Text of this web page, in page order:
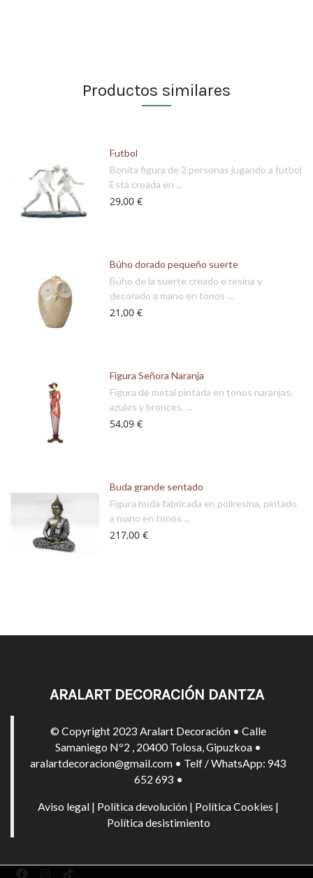
Productos similares
Futbol
Bonita figura de 2 personas jugando a futbol
Está creada en ...
29,00 €
Búho dorado pequeño suerte
Búho de la suerte creado e resina y
decorado a mano en tonos ...
21,00 €
Figura Señora Naranja
Figura de metal pintada en tonos naranjas,
azules y bronces. ...
54,09 €
Buda grande sentado
Figura buda fabricada en poliresina, pintado
a mano en tonos ...
217,00 €
ARALART DECORACIÓN DANTZA
© Copyright 2023 Aralart Decoración • Calle
Samaniego Nº2 , 20400 Tolosa, Gipuzkoa •
aralartdecoracion@gmail.com • Telf / WhatsApp: 943
652 693 •
Aviso legal | Política devolución | Política Cookies |
Política desistimiento